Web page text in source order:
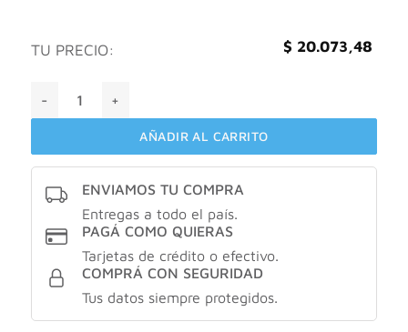
TU PRECIO: $ 20.073,48
AÑADIR AL CARRITO
ENVIAMOS TU COMPRA
Entregas a todo el país.
PAGÁ COMO QUIERAS
Tarjetas de crédito o efectivo.
COMPRÁ CON SEGURIDAD
Tus datos siempre protegidos.